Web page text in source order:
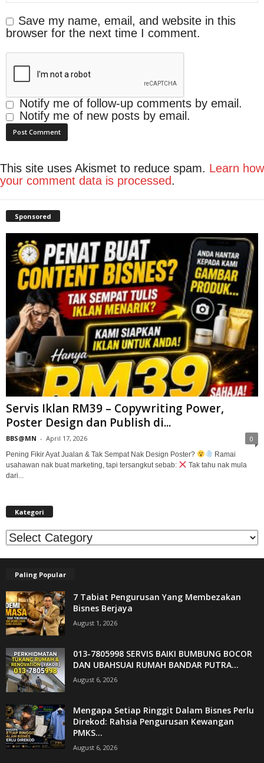
Save my name, email, and website in this
browser for the next time I comment.
Notify me of follow-up comments by email.
Notify me of new posts by email.
This site uses Akismet to reduce spam. Learn how
your comment data is processed.
Sponsored
Servis Iklan RM39 – Copywriting Power,
Poster Design dan Publish di...
BBS@MN - April 17, 2026 0
Pening Fikir Ayat Jualan & Tak Sempat Nak Design Poster?
Ramai
usahawan nak buat marketing, tapi tersangkut sebab:
Tak tahu nak mula
dari...
Kategori
Kategori
Paling Popular
7 Tabiat Pengurusan Yang Membezakan
Bisnes Berjaya
August 1, 2026
013-7805998 SERVIS BAIKI BUMBUNG BOCOR
DAN UBAHSUAI RUMAH BANDAR PUTRA...
August 6, 2026
Mengapa Setiap Ringgit Dalam Bisnes Perlu
Direkod: Rahsia Pengurusan Kewangan
PMKS...
August 6, 2026